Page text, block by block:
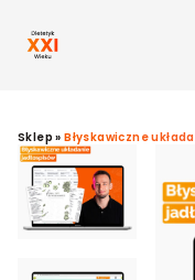
Sklep »Błyskawiczne